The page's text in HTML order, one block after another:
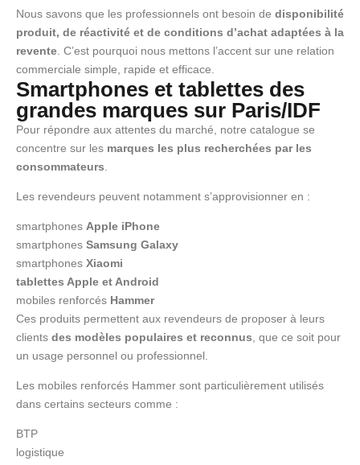
Nous savons que les professionnels ont besoin de disponibilité
produit, de réactivité et de conditions d’achat adaptées à la
revente . C’est pourquoi nous mettons l’accent sur une relation
commerciale simple, rapide et efficace.
Smartphones et tablettes des
grandes marques sur Paris/IDF
Pour répondre aux attentes du marché, notre catalogue se
concentre sur les marques les plus recherchées par les
consommateurs
Les revendeurs peuvent notamment s’approvisionner en :
smartphones Apple iPhone
smartphones Samsung Galaxy
smartphones Xiaomi
tablettes Apple et Android
mobiles renforcés Hammer
Ces produits permettent aux revendeurs de proposer à leurs
clients des modèles populaires et reconnus , que ce soit pour
un usage personnel ou professionnel.
Les mobiles renforcés Hammer sont particulièrement utilisés
dans certains secteurs comme :
BTP
logistique